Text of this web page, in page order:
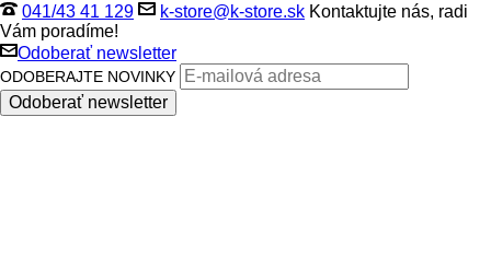
041/43 41 129 k-store@k-store.sk Kontaktujte nás, radi
Vám poradíme!
Odoberať newsletter
ODOBERAJTE NOVINKY